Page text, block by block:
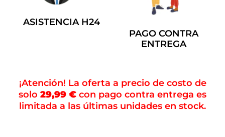
ASISTENCIA H24
PAGO CONTRA
ENTREGA
¡Atención! La oferta a precio de costo de
solo 29,99 € con pago contra entrega es
limitada a las últimas unidades en stock.